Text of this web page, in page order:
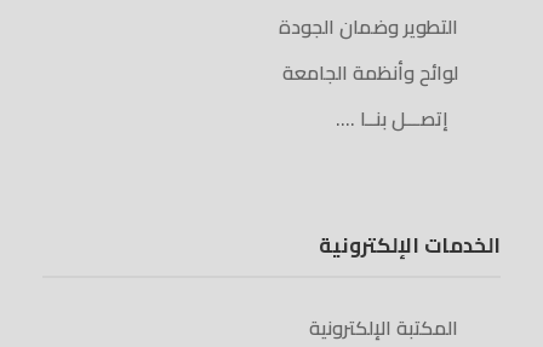
التطوير وضمان الجودة
لوائح وأنظمة الجامعة
إتصـــل بنــا ….
الخدمات الإلكترونية
المكتبة الإلكترونية